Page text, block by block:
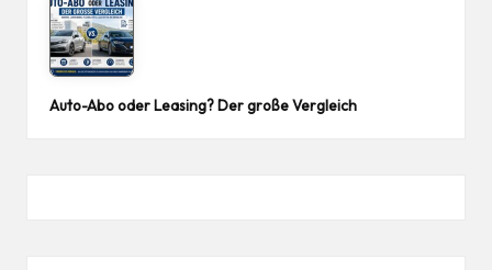
Auto-Abo oder Leasing? Der große Vergleich